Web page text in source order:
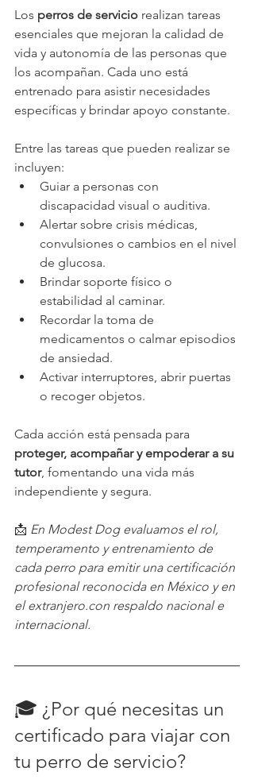
Los perros de servicio realizan tareas
esenciales que mejoran la calidad de
vida y autonomía de las personas que
los acompañan. Cada uno está
entrenado para asistir necesidades
específicas y brindar apoyo constante.
Entre las tareas que pueden realizar se
incluyen:
Guiar a personas con
discapacidad visual o auditiva.
Alertar sobre crisis médicas,
convulsiones o cambios en el nivel
de glucosa.
Brindar soporte físico o
estabilidad al caminar.
Recordar la toma de
medicamentos o calmar episodios
de ansiedad.
Activar interruptores, abrir puertas
o recoger objetos.
Cada acción está pensada para
proteger, acompañar y empoderar a su
tutor, fomentando una vida más
independiente y segura.
📩 En Modest Dog evaluamos el rol,
temperamento y entrenamiento de
cada perro para emitir una certificación
profesional reconocida en México y en
el extranjero.con respaldo nacional e
internacional.
🎓 ¿Por qué necesitas un
certificado para viajar con
tu perro de servicio?